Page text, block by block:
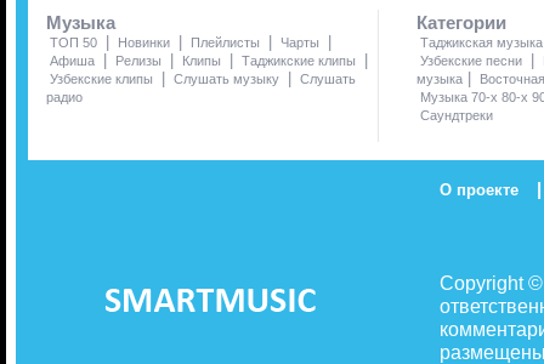
Музыка
ТОП 50 | Новинки | Плейлисты | Чарты |
Афиша | Релизы | Клипы | Таджикские клипы |
Узбекские клипы | Слушать музыку | Слушать
радио
Категории
Таджикская музыка
Узбекские песни
|
музыка |
Музыка 70-х 80-х
Саундтреки
О проекте |
Copyright
размещены